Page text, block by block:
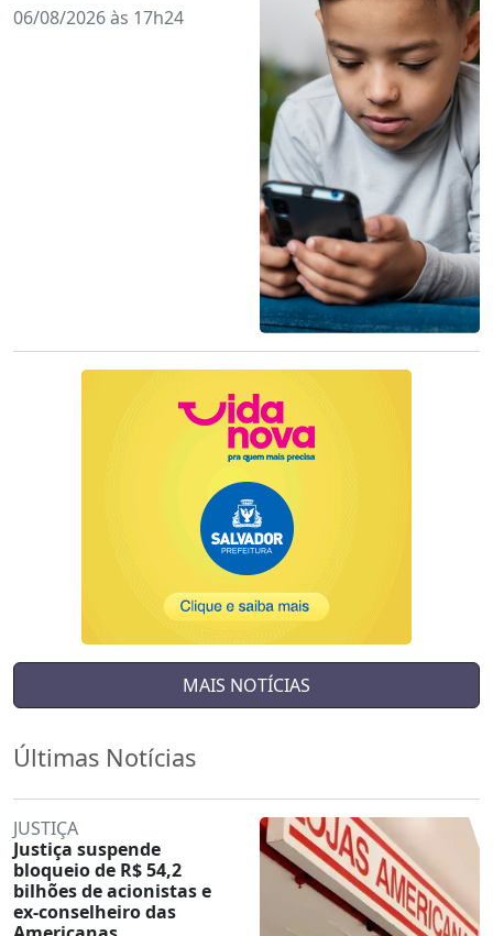
06/08/2026 às 17h24
MAIS NOTÍCIAS
Últimas Notícias
JUSTIÇA
Justiça suspende
bloqueio de R$ 54,2
bilhões de acionistas e
ex-conselheiro das